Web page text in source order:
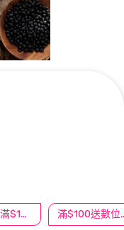
保健食品滿$1200送$100 滿